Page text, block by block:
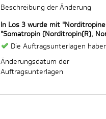
Beschreibung der Änderung
In Los 3 wurde mit
"Somatropin (Norditropin(R),
Die Auftragsunterlagen
Änderungsdatum der
Auftragsunterlagen